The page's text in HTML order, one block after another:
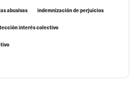
abusivas indemnización de perjuicios
interés colectivo